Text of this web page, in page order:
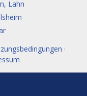
Lahn
·